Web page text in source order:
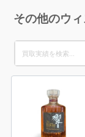
その他のウ
for: